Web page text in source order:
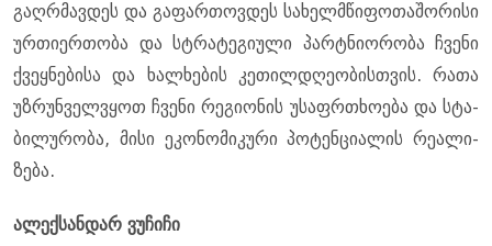
გაღ­რმავ­დეს და გა­ფარ­თოვ­დეს სა­ხელ­მწი­ფო­თა­შო­რი­სი
ურ­თი­ერ­თო­ბა და სტრა­ტე­გი­უ­ლი პარტნი­ო­რო­ბა ჩვე­ნი
ქვეყ­ნე­ბი­სა და ხალ­ხე­ბის კე­თილ­დღე­ო­ბის­თვის. რათა
უზ­რუნ­ველ­ვყოთ ჩვე­ნი რე­გი­ო­ნის უსაფრ­თხო­ე­ბა და სტა­
ბი­ლუ­რო­ბა, მისი ეკო­ნო­მი­კუ­რი პო­ტენ­ცი­ა­ლის რე­ა­ლი­
ზე­ბა.
ალექ­სან­დარ ვუ­ჩი­ჩი